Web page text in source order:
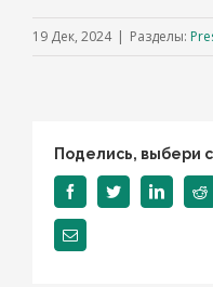
19 Дек, 2024 | Разделы:
Поделись, выбери
FacebookTwitterLinkedin
Email